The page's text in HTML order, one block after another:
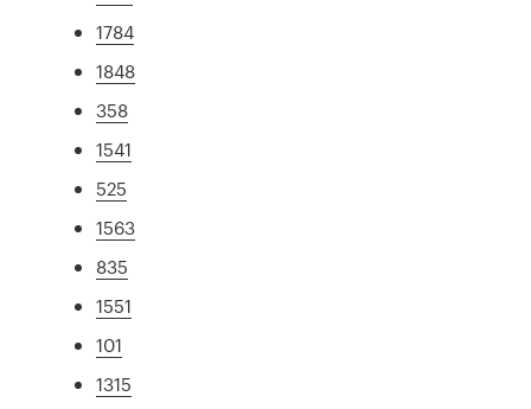
1784
1848
358
1541
525
1563
835
1551
101
1315